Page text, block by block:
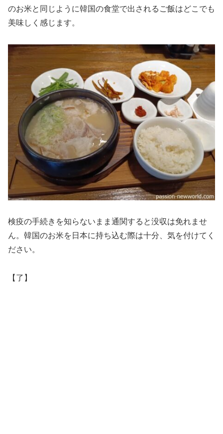
のお米と同じように韓国の食堂で出されるご飯はどこでも
美味しく感じます。
検疫の手続きを知らないまま通関すると没収は免れませ
ん。韓国のお米を日本に持ち込む際は十分、気を付けてく
ださい。
【了】